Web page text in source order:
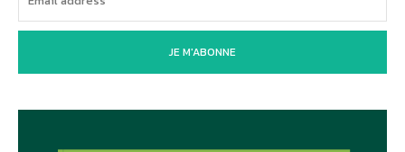
JE M'ABONNE